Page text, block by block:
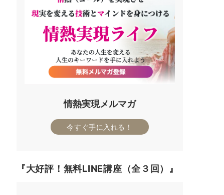
情熱実現メルマガ
今すぐ手に入れる！
『大好評！無料LINE講座（全３回）』